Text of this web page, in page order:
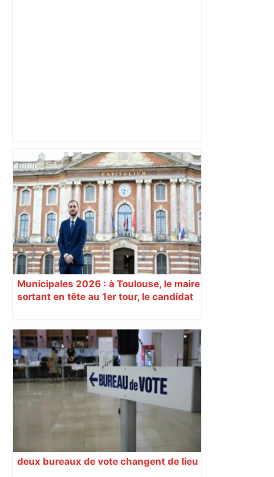
Après la fusion avec la liste PS
Toulouse, le candidat LFI salue "une
dynamique qui nous oblige à la
responsabilité" – Franceinfo
Municipales 2026 : à Toulouse, le maire
sortant en tête au 1er tour, le candidat
deux bureaux de vote changent de lieu